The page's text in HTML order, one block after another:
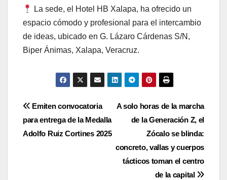
La sede, el Hotel HB Xalapa, ha ofrecido un
espacio cómodo y profesional para el intercambio
de ideas, ubicado en G. Lázaro Cárdenas S/N,
Biper Ánimas, Xalapa, Veracruz.
Navegación
de
A solo horas de la marcha
de la Generación Z, el
Zócalo se blinda:
concreto, vallas y cuerpos
tácticos toman el centro
de la capital
Emiten convocatoria
para entrega de la Medalla
Adolfo Ruiz Cortines 2025